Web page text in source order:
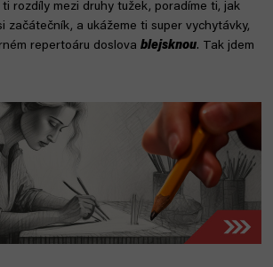
rozdíly mezi druhy tužek, poradíme ti, jak
začátečník, a ukážeme ti super vychytávky,
repertoáru doslova blejsknou. Tak jdem